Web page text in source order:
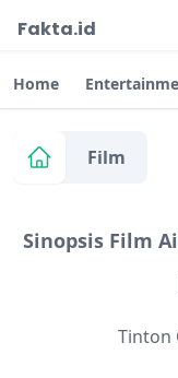
Fakta.id
Home
Film
Sinopsis Film
Tinton